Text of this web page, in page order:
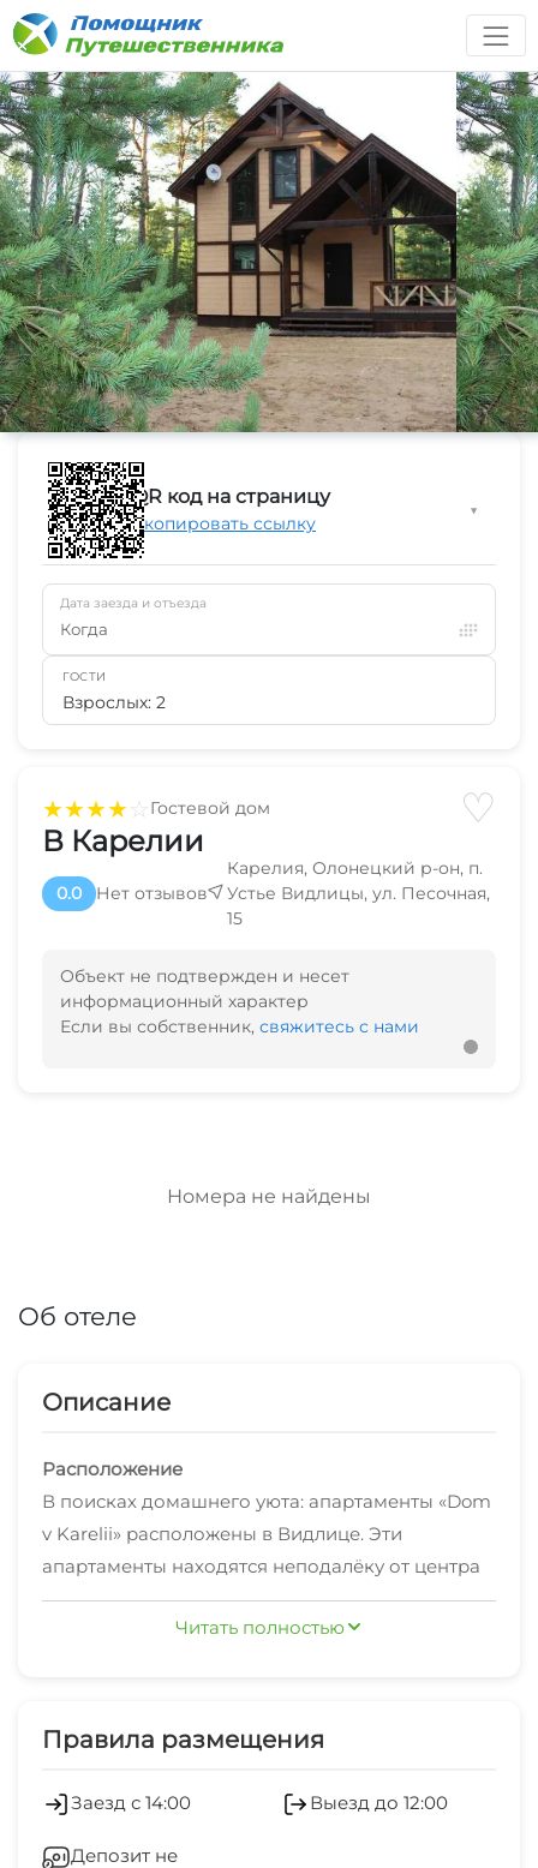
★★★★☆Гостевой дом ♡
В Карелии
0.0 Нет отзывов
Карелия, Олонецкий р-он, п.
Устье Видлицы, ул. Песочная,
15
Объект не подтвержден и несет
информационный характер
Если вы собственник, свяжитесь с нами
Номера не найдены
Об отеле
Описание
Расположение
В поисках домашнего уюта: апартаменты «Dom
v Karelii» расположены в Видлице. Эти
апартаменты находятся неподалёку от центра
города.
Читать полностью
Правила размещения
Заезд с 14:00 Выезд до 12:00
Депозит не
QR код на страницу
Скопировать ссылку
▼
Дата заезда и отъезда
Когда
ГОСТИ
Взрослых: 2